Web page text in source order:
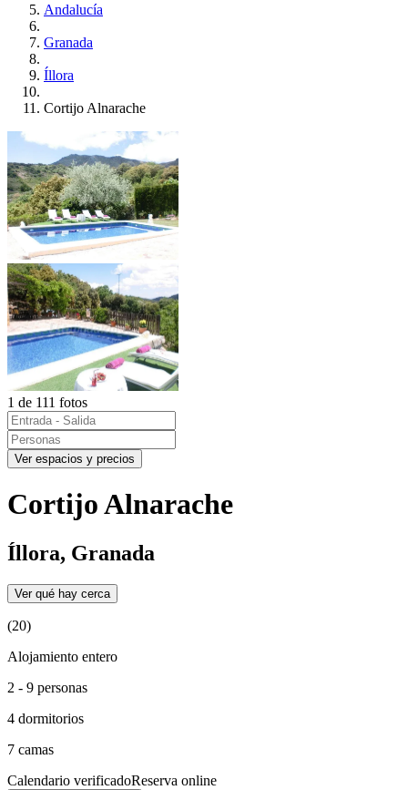
Andalucía
Granada
Íllora
Cortijo Alnarache
1 de 111 fotos
Ver espacios y precios
Cortijo Alnarache
Íllora, Granada
Ver qué hay cerca
(20)
Alojamiento entero
2 - 9 personas
4 dormitorios
7 camas
Calendario verificadoReserva online